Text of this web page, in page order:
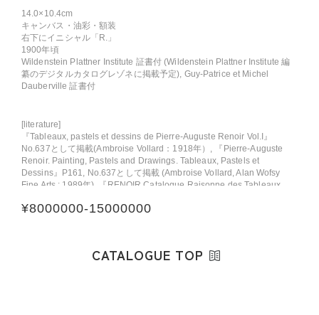
14.0×10.4cm
キャンバス・油彩・額装
右下にイニシャル「R.」
1900年頃
Wildenstein Plattner Institute 証書付 (Wildenstein Plattner Institute 編
纂のデジタルカタログレゾネに掲載予定), Guy-Patrice et Michel
Dauberville 証書付
[literature]
『Tableaux, pastels et dessins de Pierre-Auguste Renoir Vol.I』
No.637として掲載(Ambroise Vollard：1918年）, 『Pierre-Auguste
Renoir. Painting, Pastels and Drawings. Tableaux, Pastels et
Dessins』P161, No.637として掲載 (Ambroise Vollard, Alan Wofsy
Fine Arts : 1989年), 『RENOIR Catalogue Raisonne des Tableaux,
(Guy-Patrice et Michel Dauberville：2010年)
リ）, Alice Tully（上記より取得、ニューヨーク：1960年）, Christie's
¥8000000-15000000
CATALOGUE TOP